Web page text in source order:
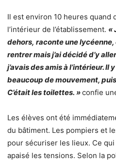
Il est environ 10 heures quand
l’intérieur de l’établissement. «
dehors, raconte une lycéenne,
rentrer mais j’ai décidé d’y
j’avais des amis à l’intérieur.
beaucoup de mouvement,
C’était les toilettes. »confie
Les élèves ont été
du bâtiment. Les pompiers et
pour sécuriser les lieux. Ce qui
apaisé les tensions. Selon la